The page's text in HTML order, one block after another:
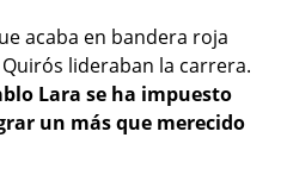
acaba en bandera roja
lideraban la carrera.
Lara se ha impuesto
un más que merecido